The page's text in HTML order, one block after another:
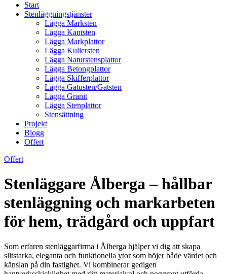
Start
Stenläggningstjänster
Lägga Marksten
Lägga Kantsten
Lägga Markplattor
Lägga Kullersten
Lägga Naturstensplattor
Lägga Betongplattor
Lägga Skifferplattor
Lägga Gatusten/Gatsten
Lägga Granit
Lägga Stenplattor
Stensättning
Projekt
Blogg
Offert
Offert
Stenläggare Ålberga – hållbar
stenläggning och markarbeten
för hem, trädgård och uppfart
Som erfaren stenläggarfirma i Ålberga hjälper vi dig att skapa
slitstarka, eleganta och funktionella ytor som höjer både värdet och
känslan på din fastighet. Vi kombinerar gedigen